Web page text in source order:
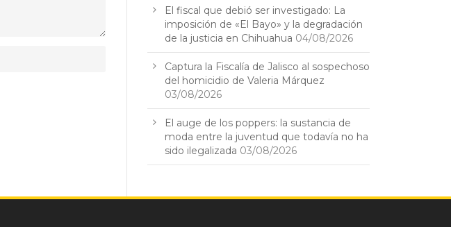
El fiscal que debió ser investigado: La
imposición de «El Bayo» y la degradación
de la justicia en Chihuahua 04/08/2026
Captura la Fiscalía de Jalisco al sospechoso
del homicidio de Valeria Márquez
03/08/2026
El auge de los poppers: la sustancia de
moda entre la juventud que todavía no ha
sido ilegalizada 03/08/2026